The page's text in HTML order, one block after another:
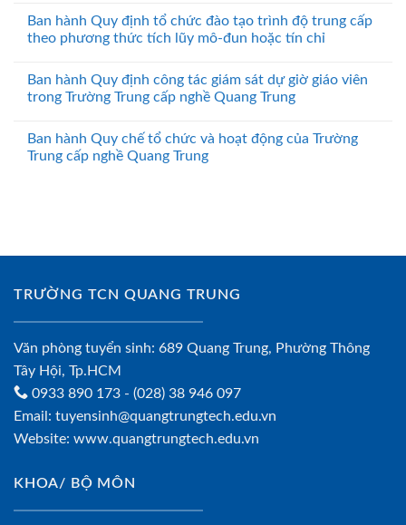
Ban hành Quy định tổ chức đào tạo trình độ trung cấp
theo phương thức tích lũy mô-đun hoặc tín chỉ
Ban hành Quy định công tác giám sát dự giờ giáo viên
trong Trường Trung cấp nghề Quang Trung
Ban hành Quy chế tổ chức và hoạt động của Trường
Trung cấp nghề Quang Trung
TRƯỜNG TCN QUANG TRUNG
Văn phòng tuyển sinh: 689 Quang Trung, Phường Thông
Tây Hội, Tp.HCM
0933 890 173 - (028) 38 946 097
Email: tuyensinh@quangtrungtech.edu.vn
Website: www.quangtrungtech.edu.vn
KHOA/ BỘ MÔN